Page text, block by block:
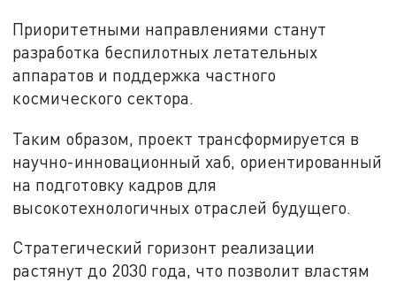
Приоритетными направлениями станут
разработка беспилотных летательных
аппаратов и поддержка частного
космического сектора.
Таким образом, проект трансформируется в
научно-инновационный хаб, ориентированный
на подготовку кадров для
высокотехнологичных отраслей будущего.
Стратегический горизонт реализации
растянут до 2030 года, что позволит властям